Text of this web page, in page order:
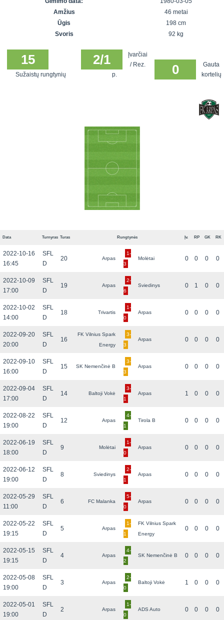
SFL rudens
Snaigės taurė
čempionatas
Vilnius
Amžius
46 metai
Ūgis
198 cm
Svoris
92 kg
15
Sužaistų rungtynių
2/1
Įvarčiai
/ Rez.
p.
0
Gauta
kortelių
Data Turnyras Turas Rungtynės Įv. RP GK RK
2022-10-16
16:45
SFL
D
20 Arpas
1-
3
Molėtai 0 0 0 0
2022-10-09
17:00
SFL
D
19 Arpas
2-
6
Sviedinys 0 1 0 0
2022-10-02
14:00
SFL
D
18 Trivartis
1-
0
Arpas 0 0 0 0
2022-09-20
20:00
SFL
D
16
FK Vilnius Spark
Energy
3-
3
Arpas 0 0 0 0
2022-09-10
16:00
SFL
D
15 SK Nemenčinė B
3-
3
Arpas 0 0 0 0
2022-09-04
17:00
SFL
D
14 Baltoji Vokė
3-
1
Arpas 1 0 0 0
2022-08-22
19:00
SFL
D
12 Arpas
4-
1
Tirola B 0 0 0 0
2022-06-19
18:00
SFL
D
9 Molėtai
1-
0
Arpas 0 0 0 0
2022-06-12
19:00
SFL
D
8 Sviedinys
2-
1
Arpas 0 0 0 0
2022-05-29
11:00
SFL
D
6 FC Malanka
5-
0
Arpas 0 0 0 0
2022-05-22
19:15
SFL
D
5 Arpas
1-
1
FK Vilnius Spark
Energy
0 0 0 0
2022-05-15
19:15
SFL
D
4 Arpas
4-
2
SK Nemenčinė B 0 0 0 0
2022-05-08
19:00
SFL
D
3 Arpas
2-
0
Baltoji Vokė 1 0 0 0
2022-05-01
19:00
SFL
D
2 Arpas
1-
0
ADS Auto 0 0 0 0